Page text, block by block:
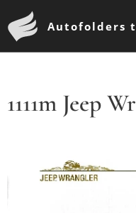
Autofolders
1111m Jeep